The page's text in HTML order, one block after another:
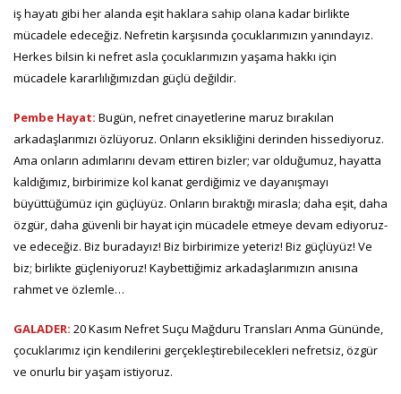
iş hayatı gibi her alanda eşit haklara sahip olana kadar birlikte
mücadele edeceğiz. Nefretin karşısında çocuklarımızın yanındayız.
Herkes bilsin ki nefret asla çocuklarımızın yaşama hakkı için
mücadele kararlılığımızdan güçlü değildir.
Pembe Hayat: Bugün, nefret cinayetlerine maruz bırakılan
arkadaşlarımızı özlüyoruz. Onların eksikliğini derinden hissediyoruz.
Ama onların adımlarını devam ettiren bizler; var olduğumuz, hayatta
kaldığımız, birbirimize kol kanat gerdiğimiz ve dayanışmayı
büyüttüğümüz için güçlüyüz. Onların bıraktığı mirasla; daha eşit, daha
özgür, daha güvenli bir hayat için mücadele etmeye devam ediyoruz-
ve edeceğiz. Biz buradayız! Biz birbirimize yeteriz! Biz güçlüyüz! Ve
biz; birlikte güçleniyoruz! Kaybettiğimiz arkadaşlarımızın anısına
rahmet ve özlemle…
GALADER: 20 Kasım Nefret Suçu Mağduru Transları Anma Gününde,
çocuklarımız için kendilerini gerçekleştirebilecekleri nefretsiz, özgür
ve onurlu bir yaşam istiyoruz.